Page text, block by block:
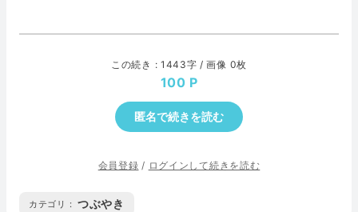
この続き : 1443字 / 画像 0枚
100
匿名で続きを読む
会員登録 / ログインして続きを読む
カテゴリ : つぶやき